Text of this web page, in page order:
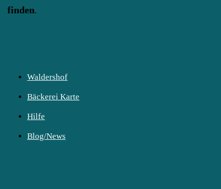
finden.
Waldershof
Bäckerei Karte
Hilfe
Blog/News